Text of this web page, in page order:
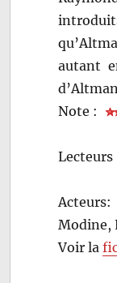
autant
Note :
Modine,
Voir la